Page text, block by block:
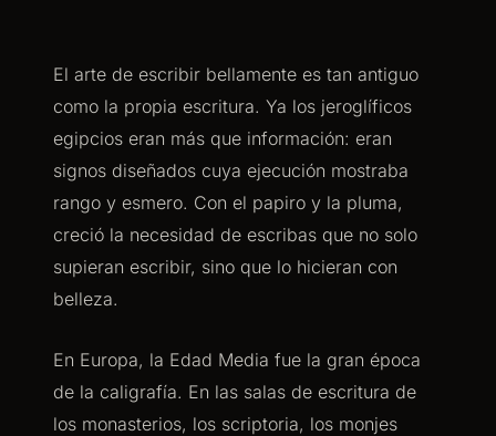
El arte de escribir bellamente es tan antiguo
como la propia escritura. Ya los jeroglíficos
egipcios eran más que información: eran
signos diseñados cuya ejecución mostraba
rango y esmero. Con el papiro y la pluma,
creció la necesidad de escribas que no solo
supieran escribir, sino que lo hicieran con
belleza.
En Europa, la Edad Media fue la gran época
de la caligrafía. En las salas de escritura de
los monasterios, los scriptoria, los monjes